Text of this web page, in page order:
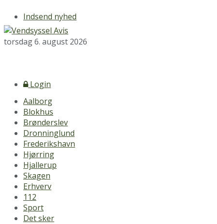
Indsend nyhed
torsdag 6. august 2026
Login
Aalborg
Blokhus
Brønderslev
Dronninglund
Frederikshavn
Hjørring
Hjallerup
Skagen
Erhverv
112
Sport
Det sker